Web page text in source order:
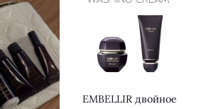
EMBELLIR двойное